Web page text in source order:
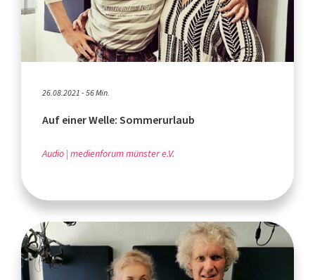
26.08.2021 - 56 Min.
Auf einer Welle: Sommerurlaub
Audio medienforum münster e.V.